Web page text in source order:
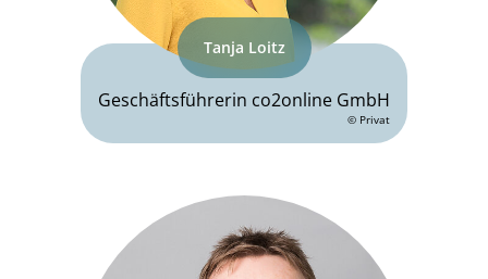
Tanja Loitz
Geschäftsführerin co2online GmbH
© Privat